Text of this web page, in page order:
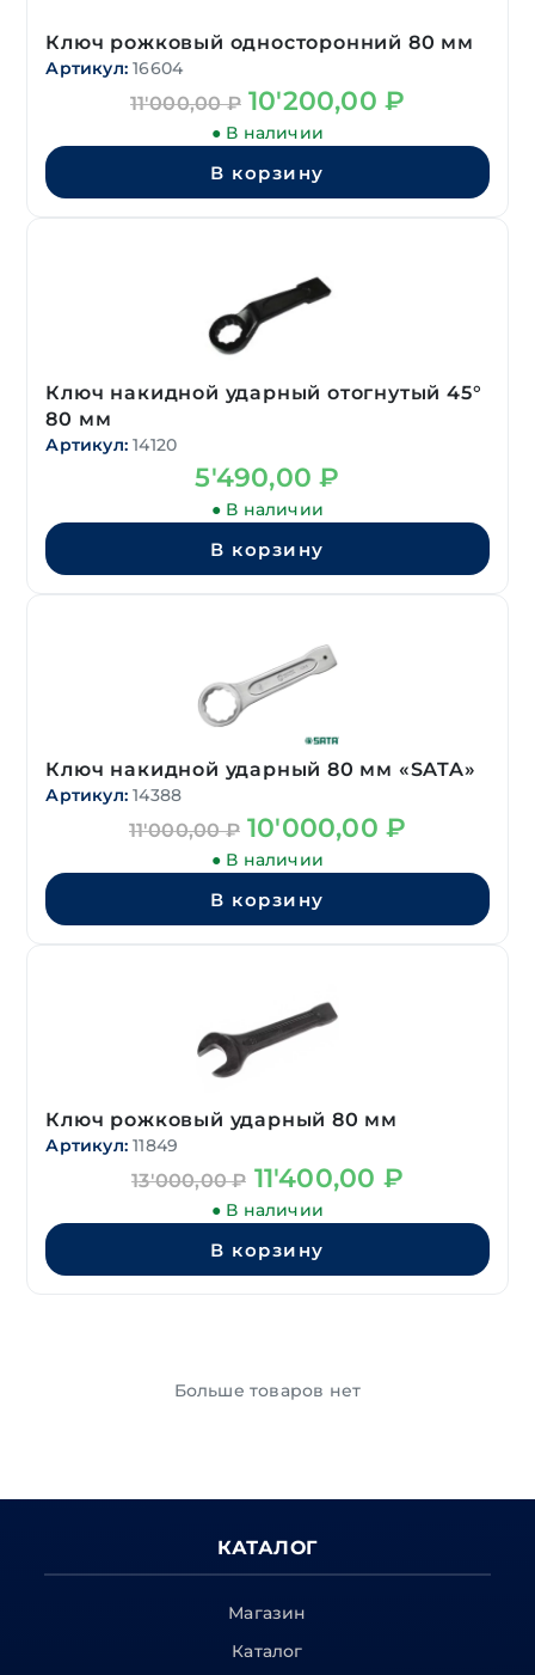
Ключ рожковый односторонний 80 мм
Артикул: 16604
11'000,00₽ Первоначальная
цена
составляла
11'000,00 ₽.
10'200,00₽
10'200,00 ₽.
● В наличии
В корзину
Ключ накидной ударный отогнутый 45°
80 мм
Артикул: 14120
5'490,00₽
● В наличии
В корзину
Ключ накидной ударный 80 мм «SATA»
Артикул: 14388
11'000,00₽ Первоначальная
цена
составляла
11'000,00 ₽.
10'000,00₽
10'000,00 ₽.
● В наличии
В корзину
Ключ рожковый ударный 80 мм
Артикул: 11849
13'000,00₽ Первоначальная
цена
составляла
13'000,00 ₽.
11'400,00 ₽Текущая
11'400,00 ₽.
● В наличии
В корзину
Больше товаров нет
КАТАЛОГ
Магазин
Каталог